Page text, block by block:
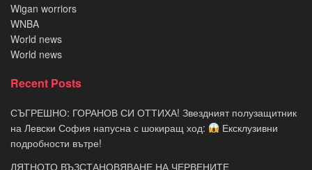
Wigan worriors
WNBA
World news
World news
Recent Posts
СЪГРЕШНО: ГОРАНОВ СИ ОТТИХА! Звездният полузащитник
на Левски София напусна с шокиращ ход:
Ексклузивни
подробности вътре!
ЛЯТНОТО ВЪЗСТАНОВЯВАНЕ НА ЧЕРВЕНИТЕ